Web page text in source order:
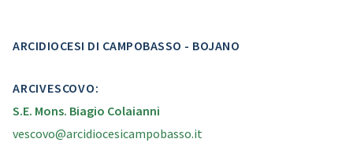
ARCIDIOCESI DI CAMPOBASSO - BOJANO
ARCIVESCOVO:
S.E. Mons. Biagio Colaianni
vescovo@arcidiocesicampobasso.it